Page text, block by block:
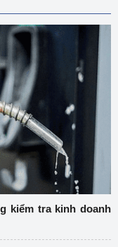
kiểm tra kinh doanh